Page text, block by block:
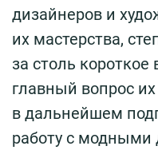
дизайнеров и
их мастерства,
за столь
главный вопрос
в дальнейшем
работу с модными